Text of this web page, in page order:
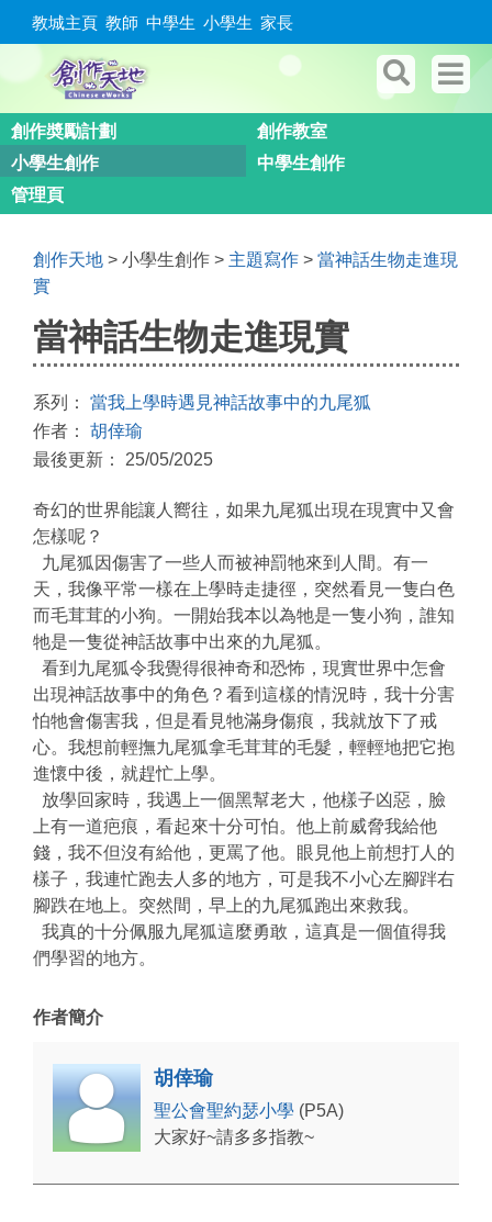
教城主頁 教師 中學生 小學生 家長
創作奬勵計劃
創作教室
小學生創作
中學生創作
管理頁
創作天地 > 小學生創作 > 主題寫作 > 當神話生物走進現
實
當神話生物走進現實
系列： 當我上學時遇見神話故事中的九尾狐
作者： 胡倖瑜
最後更新： 25/05/2025
奇幻的世界能讓人嚮往，如果九尾狐出現在現實中又會
怎樣呢？
九尾狐因傷害了一些人而被神罰牠來到人間。有一
天，我像平常一樣在上學時走捷徑，突然看見一隻白色
而毛茸茸的小狗。一開始我本以為牠是一隻小狗，誰知
牠是一隻從神話故事中出來的九尾狐。
看到九尾狐令我覺得很神奇和恐怖，現實世界中怎會
出現神話故事中的角色？看到這樣的情況時，我十分害
怕牠會傷害我，但是看見牠滿身傷痕，我就放下了戒
心。我想前輕撫九尾狐拿毛茸茸的毛髮，輕輕地把它抱
進懷中後，就趕忙上學。
放學回家時，我遇上一個黑幫老大，他樣子凶惡，臉
上有一道疤痕，看起來十分可怕。他上前威脅我給他
錢，我不但沒有給他，更罵了他。眼見他上前想打人的
樣子，我連忙跑去人多的地方，可是我不小心左腳跘右
腳跌在地上。突然間，早上的九尾狐跑出來救我。
我真的十分佩服九尾狐這麼勇敢，這真是一個值得我
們學習的地方。
作者簡介
胡倖瑜
聖公會聖約瑟小學 (P5A)
大家好~請多多指教~